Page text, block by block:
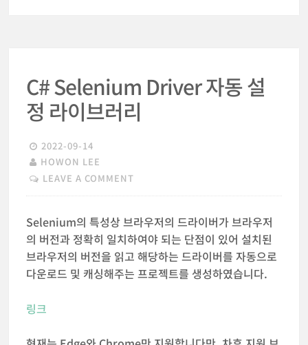
C# Selenium Driver 자동 설
정 라이브러리
2022-09-14
HOWON LEE
LEAVE A COMMENT
Selenium의 특성상 브라우저의 드라이버가 브라우저
의 버전과 정확히 일치하여야 되는 단점이 있어 설치된
브라우저의 버전을 읽고 해당하는 드라이버를 자동으로
다운로드 및 캐싱해주는 프로젝트를 생성하였습니다.
링크